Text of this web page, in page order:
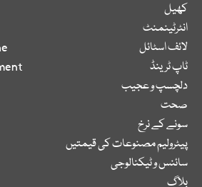
کھیل
انٹرٹینمنٹ
لائف اسٹائل
ٹاپ ٹرینڈ
دلچسپ و عجیب
صحت
سونے کے نرخ
پیٹرولیم مصنوعات کی قیمتیں
سائنس و ٹیکنالوجی
بلاگ